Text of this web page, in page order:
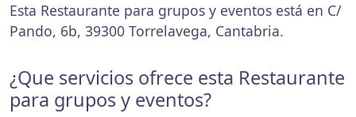
Esta Restaurante para grupos y eventos está en C/
Pando, 6b, 39300 Torrelavega, Cantabria.
¿Que servicios ofrece esta Restaurante
para grupos y eventos?